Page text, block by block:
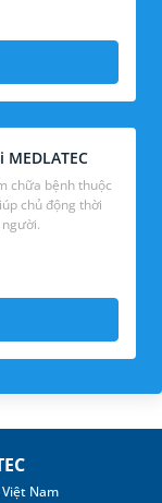
chữa bệnh thuộc
chủ động thời
đông người.
Nam